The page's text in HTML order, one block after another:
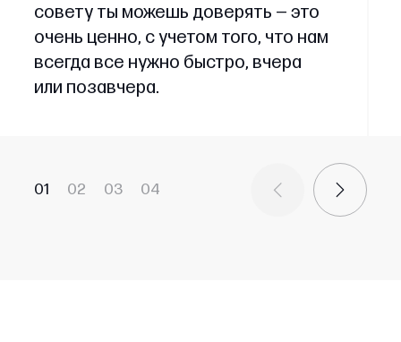
совету ты можешь доверять — это
очень ценно, с учетом того, что нам
всегда все нужно быстро, вчера
или позавчера.
01 02 03 04